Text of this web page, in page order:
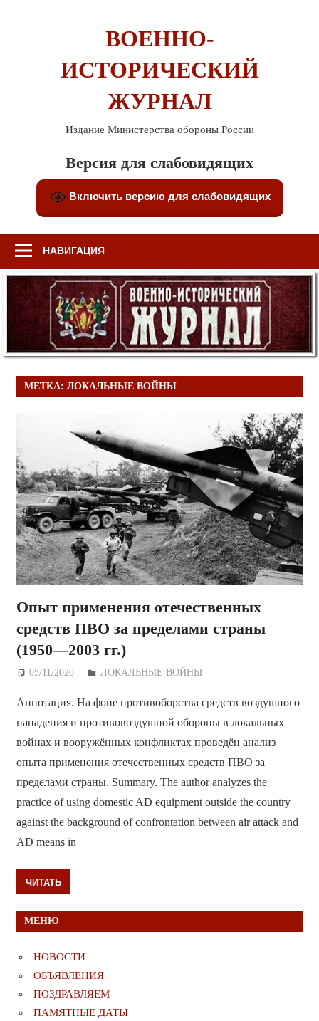
ВОЕННО-
ИСТОРИЧЕСКИЙ
ЖУРНАЛ
Издание Министерства обороны России
Версия для слабовидящих
Включить версию для слабовидящих
НАВИГАЦИЯ
МЕТКА: ЛОКАЛЬНЫЕ ВОЙНЫ
Опыт применения отечественных
средств ПВО за пределами страны
(1950—2003 гг.)
05/11/2020 Дежурный по Редакции
ЛОКАЛЬНЫЕ ВОЙНЫ
Аннотация. На фоне противоборства средств воздушного
нападения и противовоздушной обороны в локальных
войнах и вооружённых конфликтах проведён анализ
опыта применения отечественных средств ПВО за
пределами страны. Summary. The author analyzes the
practice of using domestic AD equipment outside the country
against the background of confrontation between air attack and
AD means in
ЧИТАТЬ
МЕНЮ
НОВОСТИ
ОБЪЯВЛЕНИЯ
ПОЗДРАВЛЯЕМ
ПАМЯТНЫЕ ДАТЫ